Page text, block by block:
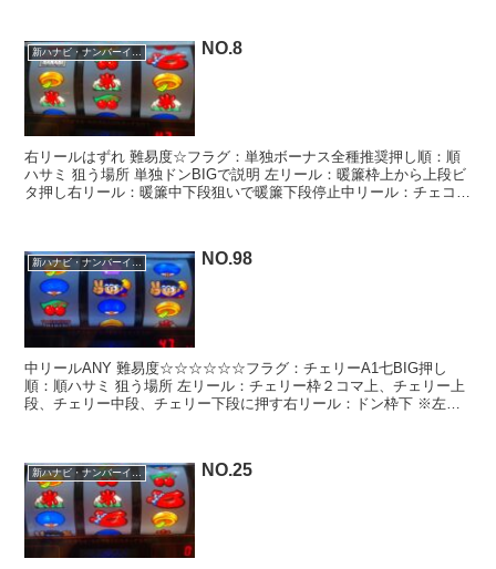
NO.8
右リールはずれ 難易度☆フラグ：単独ボーナス全種推奨押し順：順
ハサミ 狙う場所 単独ドンBIGで説明 左リール：暖簾枠上から上段ビ
タ押し右リール：暖簾中下段狙いで暖簾下段停止中リール：チェコチ
新ハナビ・ナンバーイーツ NO.98
中リールANY 難易度☆☆☆☆☆☆フラグ：チェリーA1七BIG押し
順：順ハサミ 狙う場所 左リール：チェリー枠２コマ上、チェリー上
段、チェリー中段、チェリー下段に押す右リール：ドン枠下 ※左リ
新ハナビ・ナンバーイーツ NO.25